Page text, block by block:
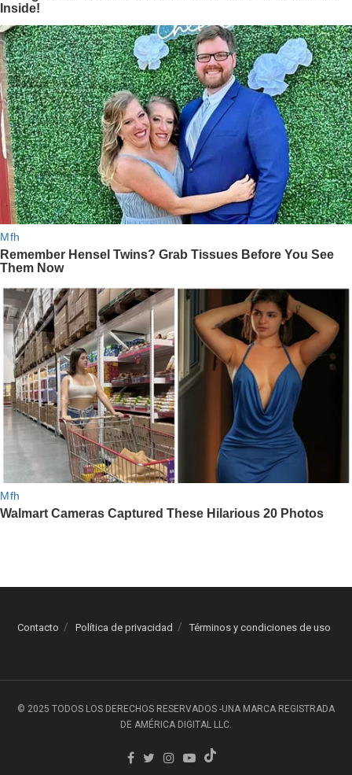
Contacto Política de privacidad Términos y condiciones de uso
© 2025 TODOS LOS DERECHOS RESERVADOS -UNA MARCA REGISTRADA
DE AMÉRICA DIGITAL LLC.